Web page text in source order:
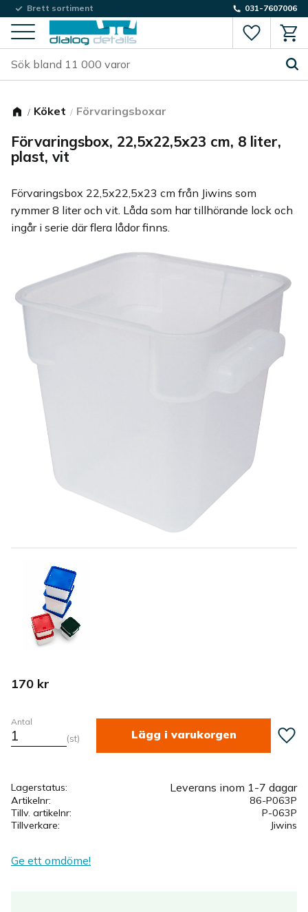
Meny
Brett sortiment
Låg fraktkostnad 031-7607006
Köket Förvaringsboxar
Förvaringsbox, 22,5x22,5x23 cm, 8 liter,
plast, vit
Förvaringsbox 22,5x22,5x23 cm från Jiwins som
rymmer 8 liter och vit. Låda som har tillhörande lock och
ingår i serie där flera lådor finns.
170 kr
Antal
st Lägg
Lagerstatus Leverans inom 1-7 dagar
Artikelnr
86-P063P
Tillv. artikelnr
P-063P
Tillverkare
Jiwins
Ge ett omdöme!